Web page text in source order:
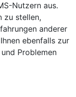
Nutzern aus.
zu stellen,
anderer
ebenfalls zur
Problemen